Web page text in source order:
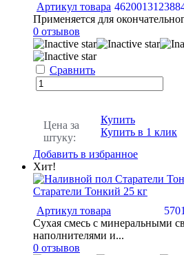
Артикул товара
Применяется для
0 отзывов
Сравнить
Цена за
штуку:
Купить
Купить в 1 клик
Добавить в избранное
Хит!
Старатели Тонкий 25 кг
Артикул товара
5701
Сухая смесь с минеральными
наполнителями и...
0 отзывов